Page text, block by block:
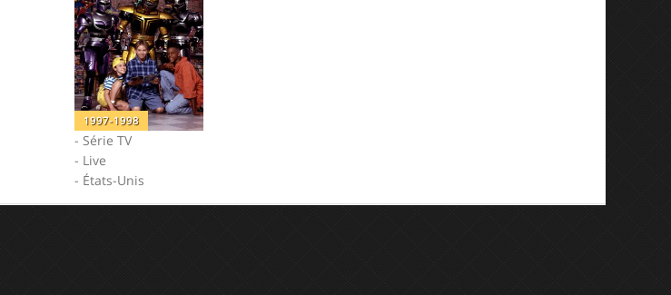
1997-1998
- Série TV
- Live
- États-Unis